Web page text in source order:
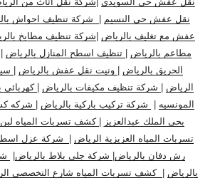
نقل عفش حي النسيم | شركة تنظيف احواش
عفش مع تغليف بالرياض |شركة تنظيف مطابخ
مطاعم بالرياض | تنظيف اسطح المنازل بالرياض |
الحريق بالرياض | ونيت نقل عفش بالرياض |
الرياض | شركة تنظيف مكيفات بالرياض | كهربائي
المونسيه | شركة تركيب باركية بالرياض | شركه
بحي الملك عبدالعزيز | كشف تسربات المياه
تسربات المياه العزيزية الرياض | شركة عزل
رش دفان بالرياض| شركة جلي بلاط بالرياض|
بالرياض | كشف تسربات المياه شارع التخصصي